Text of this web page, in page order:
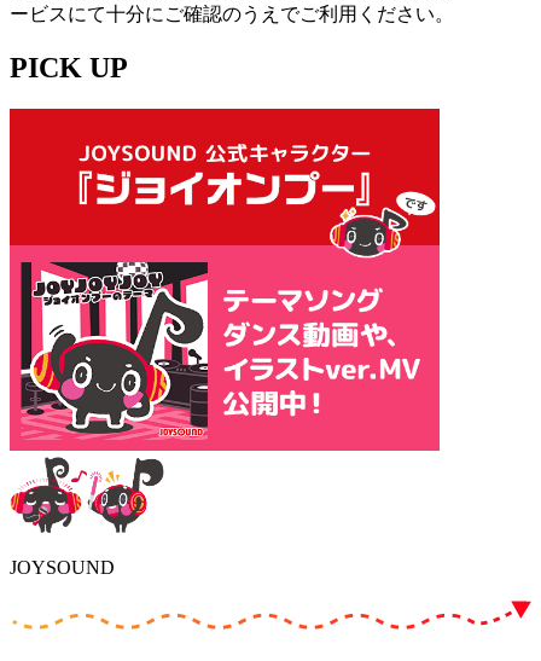
ービスにて十分にご確認のうえでご利用ください。
PICK UP
JOYSOUND